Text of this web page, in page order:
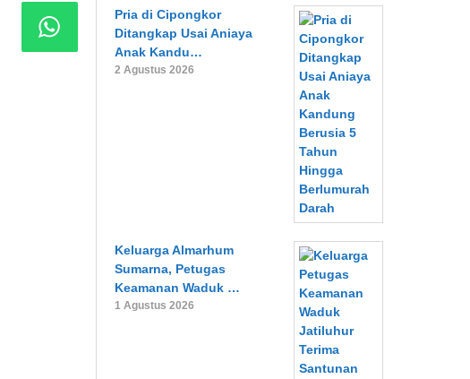
Pria di Cipongkor
Ditangkap Usai Aniaya
Anak Kandu…
2 Agustus 2026
Keluarga Almarhum
Sumarna, Petugas
Keamanan Waduk …
1 Agustus 2026